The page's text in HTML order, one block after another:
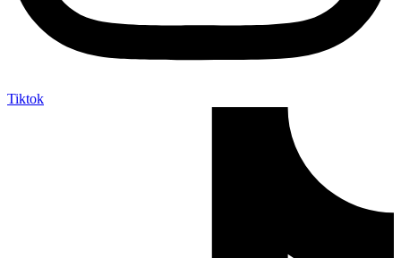
Tiktok